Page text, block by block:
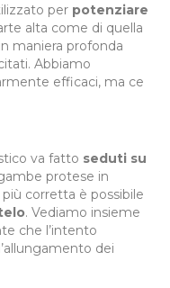
per potenziare
alta come di quella
maniera profonda
Abbiamo
efficaci, ma ce
va fatto seduti su
protese in
corretta è possibile
. Vediamo insieme
che l’intento
dei